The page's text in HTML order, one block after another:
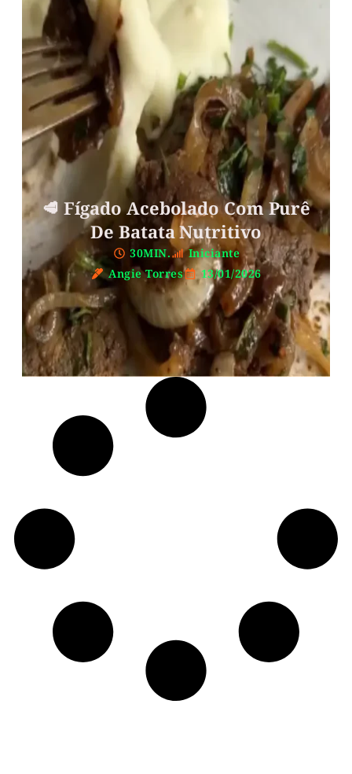
🥩 Fígado Acebolado Com Purê
De Batata Nutritivo
30MIN.
Iniciante
Angie Torres
13/01/2026